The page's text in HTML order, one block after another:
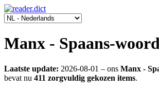
Manx - Spaans-
Laatste update: 2026-08-01 ‒ ons Manx -
bevat nu 411 zorgvuldig gekozen items.